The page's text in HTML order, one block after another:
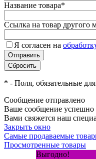
Название товара*
Ссылка на товар другого
Я согласен на
* - Поля, обязательные
Сообщение отправлено
Ваше сообщение успешно
Вами свяжется наш
Закрыть окно
Самые продаваемые
Просмотренные товары
Выгодно!